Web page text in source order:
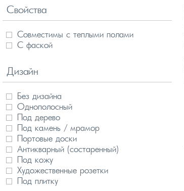
Свойства
Совместимы с теплыми полами
С фаской
Дизайн
Без дизайна
Однополосный
Под дерево
Под камень / мрамор
Портовые доски
Антикварный (состаренный)
Под кожу
Художественные розетки
Под плитку